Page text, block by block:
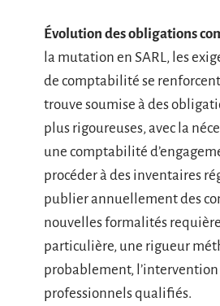
Évolution des obligations
la mutation en SARL, les
de comptabilité se
trouve soumise à des
plus rigoureuses, avec la
une comptabilité
procéder à des inventaires
publier annuellement des
nouvelles formalités
particulière, une rigueur
probablement, l’intervention
professionnels qualifiés.